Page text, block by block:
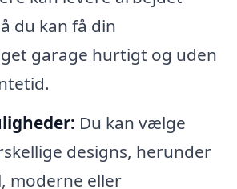
du kan få din
garage hurtigt og uden
Du kan vælge
designs, herunder
moderne eller